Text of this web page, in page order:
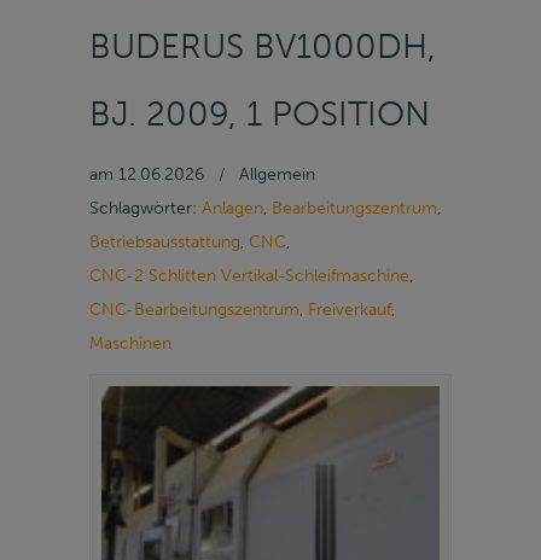
BUDERUS BV1000DH,
BJ. 2009, 1 POSITION
am 12.06.2026 /
Allgemein
Schlagwörter: Anlagen, Bearbeitungszentrum,
Betriebsausstattung, CNC,
CNC-2 Schlitten Vertikal-Schleifmaschine,
CNC-Bearbeitungszentrum, Freiverkauf,
Maschinen